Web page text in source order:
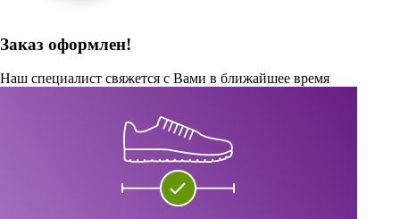
Заказ оформлен!
Наш специалист свяжется с Вами в ближайшее время